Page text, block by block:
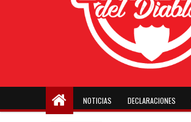
NOTICIAS DECLARACIONES